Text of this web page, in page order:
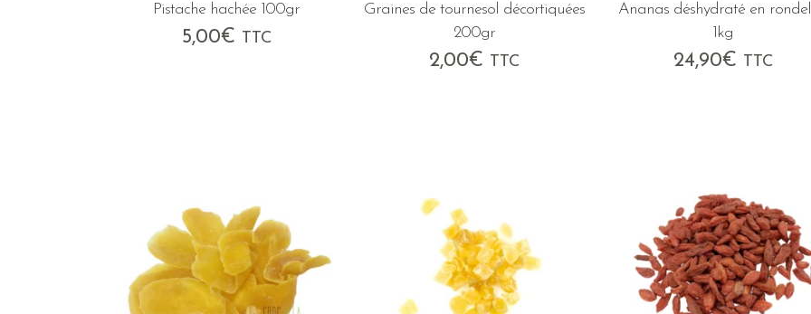
Pistache hachée 100gr
5,00€ TTC
Graines de tournesol décortiquées
200gr
2,00€ TTC
Ananas déshydraté en
1kg
24,90€ TTC